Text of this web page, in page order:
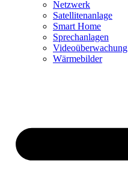
Netzwerk
Satellitenanlage
Smart Home
Sprechanlagen
Videoüberwachung
Wärmebilder